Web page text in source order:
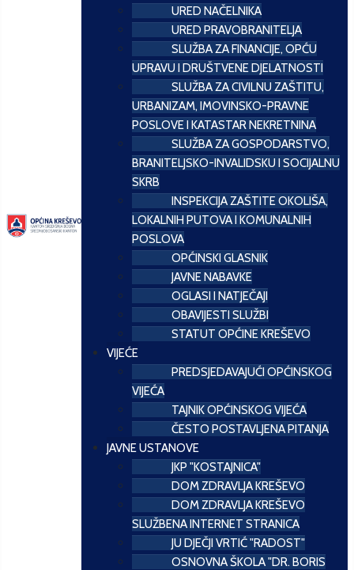
URED NAČELNIKA
URED PRAVOBRANITELJA
SLUŽBA ZA FINANCIJE, OPĆU
UPRAVU I DRUŠTVENE DJELATNOSTI
SLUŽBA ZA CIVILNU ZAŠTITU,
URBANIZAM, IMOVINSKO-PRAVNE
POSLOVE I KATASTAR NEKRETNINA
SLUŽBA ZA GOSPODARSTVO,
BRANITELJSKO-INVALIDSKU I SOCIJALNU
SKRB
INSPEKCIJA ZAŠTITE OKOLIŠA,
LOKALNIH PUTOVA I KOMUNALNIH
POSLOVA
OPĆINSKI GLASNIK
JAVNE NABAVKE
OGLASI I NATJEČAJI
OBAVIJESTI SLUŽBI
STATUT OPĆINE KREŠEVO
VIJEĆE
PREDSJEDAVAJUĆI OPĆINSKOG
VIJEĆA
TAJNIK OPĆINSKOG VIJEĆA
ČESTO POSTAVLJENA PITANJA
JAVNE USTANOVE
JKP "KOSTAJNICA"
DOM ZDRAVLJA KREŠEVO
DOM ZDRAVLJA KREŠEVO
SLUŽBENA INTERNET STRANICA
JU DJEČJI VRTIĆ "RADOST"
OSNOVNA ŠKOLA "DR. BORIS